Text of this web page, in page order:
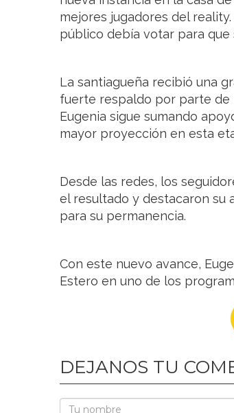
mejores jugadores del
público debía votar para
La santiagueña recibió una
fuerte respaldo por parte de
Eugenia sigue sumando
mayor proyección en esta
Desde las redes, los
el resultado y destacaron su
para su permanencia.
Con este nuevo avance,
Estero en uno de los
DEJANOS TU